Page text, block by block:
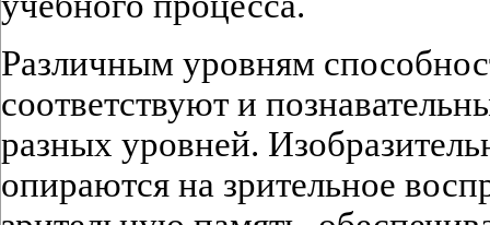
Различным уровням
соответствуют и
разных уровней.
опираются на зрительное